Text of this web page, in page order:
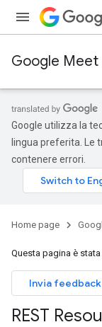
Google Meet
Google utilizza la
lingua preferita. Le
contenere errori.
Home page
Questa pagina è stata
Invia feedback
REST